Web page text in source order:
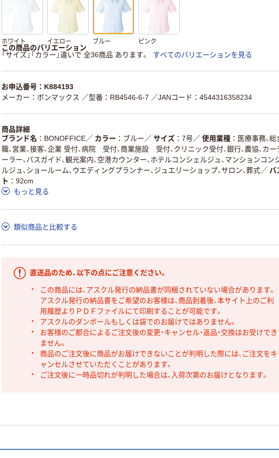
ホワイト イエロー ブルー ピンク
この商品のバリエーション
「サイズ」「カラー」違いで 全36商品 あります。
すべてのバリエーションを見る
お申込番号：K884193
メーカー：ボンマックス ／型番：RB4546-6-7 ／JANコード：4544316358234
商品詳細
ブランド名
BONOFFICE／ カラー ブルー ／ サイズ 7号／ 使用業種
医療事務、総
職、営業、接客、企業 受付、病院 受付、商業施設 受付、クリニック受付、銀行、農協、カー
ーラー、バスガイド、観光案内、空港カウンター、ホテルコンシェルジュ、マンションコン
ルジュ、ショールーム、ウエディングプランナー、ジュエリーショップ、サロン、葬式／ バ
ト
92cm
もっと見る
類似商品と比較する
直送品のため、以下の点にご注意ください。
この商品には、アスクル発行の納品書が同梱されていない場合があります。
アスクル発行の納品書をご希望のお客様は、商品到着後、本サイト上のご利
用履歴よりＰＤＦファイルにて印刷することが可能です。
アスクルのダンボールもしくは袋でのお届けではありません。
お客様のご都合によるご注文後の変更・キャンセル・返品・交換はお受けでき
ません。
商品のご注文後に商品がお届けできないことが判明した際には、ご注文をキ
ャンセルさせていただくことがあります。
ご注文後に一時品切れが判明した場合は、入荷次第のお届けとなります。